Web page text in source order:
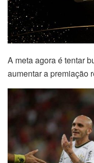
A meta agora é tentar
aumentar a premiação